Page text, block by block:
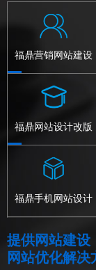
福鼎营销网站建设
福鼎网站设计改版
福鼎手机网站设计
提供网站建设
网站优化解决